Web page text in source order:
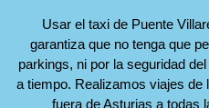
Usar el taxi de Puente
garantiza que no tenga que
parkings, ni por la seguridad
a tiempo. Realizamos viajes de
fuera de Asturias a todas